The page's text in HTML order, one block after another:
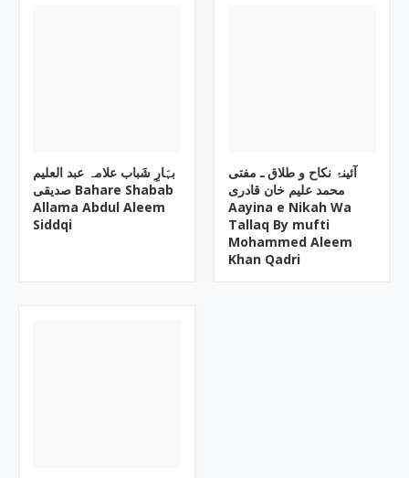
بہَارِ شَباب علامہ عبد العلیم
صدیقی Bahare Shabab
Allama Abdul Aleem
Siddqi
آئینۂ نکاح و طلاق ـ مفتی
محمد علیم خان قادری
Aayina e Nikah Wa
Tallaq By mufti
Mohammed Aleem
Khan Qadri